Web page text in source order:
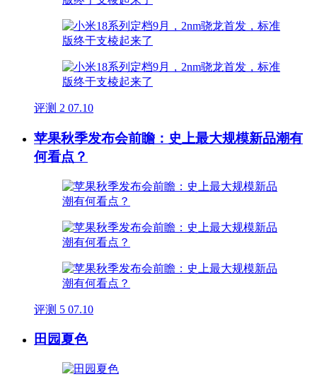
评测 2 07.10
苹果秋季发布会前瞻：史上最大规模新品潮有
何看点？
评测 5 07.10
田园夏色